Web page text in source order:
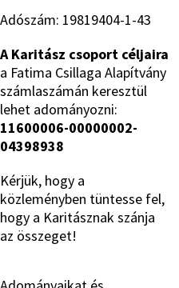
Adószám: 19819404-1-43
A Karitász csoport céljaira
a Fatima Csillaga Alapítvány
számlaszámán keresztül
lehet adományozni:
11600006-00000002-
04398938
Kérjük, hogy a
közleményben tüntesse fel,
hogy a Karitásznak szánja
az összeget!